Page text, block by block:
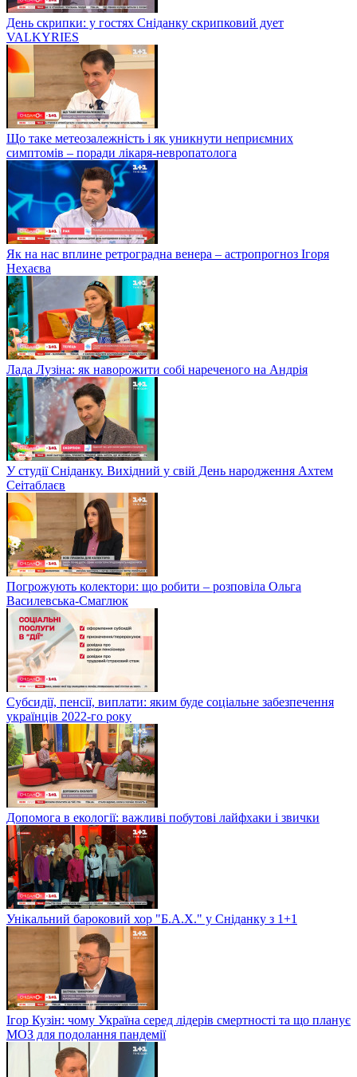
День скрипки: у гостях Сніданку скрипковий дует
VALKYRIES
Що таке метеозалежність і як уникнути неприємних
симптомів – поради лікаря-невропатолога
Як на нас вплине ретроградна венера – астропрогноз Ігоря
Нехаєва
Лада Лузіна: як наворожити собі нареченого на Андрія
У студії Сніданку. Вихідний у свій День народження Ахтем
Сеітаблаєв
Погрожують колектори: що робити – розповіла Ольга
Василевська-Смаглюк
Субсидії, пенсії, виплати: яким буде соціальне забезпечення
українців 2022-го року
Допомога в екології: важливі побутові лайфхаки і звички
Унікальний бароковий хор "Б.А.Х." у Сніданку з 1+1
Ігор Кузін: чому Україна серед лідерів смертності та що планує
МОЗ для подолання пандемії